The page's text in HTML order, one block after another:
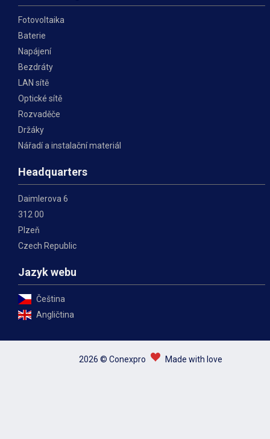
Fotovoltaika
Baterie
Napájení
Bezdráty
LAN sítě
Optické sítě
Rozvaděče
Držáky
Nářadí a instalační materiál
Headquarters
Daimlerova 6
312 00
Plzeň
Czech Republic
Jazyk webu
Čeština
Angličtina
2026 © Conexpro Made with love